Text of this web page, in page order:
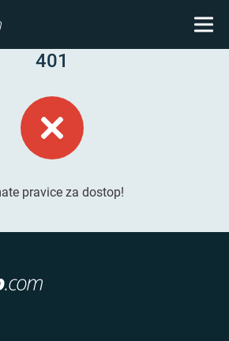
401
pravice za dostop!